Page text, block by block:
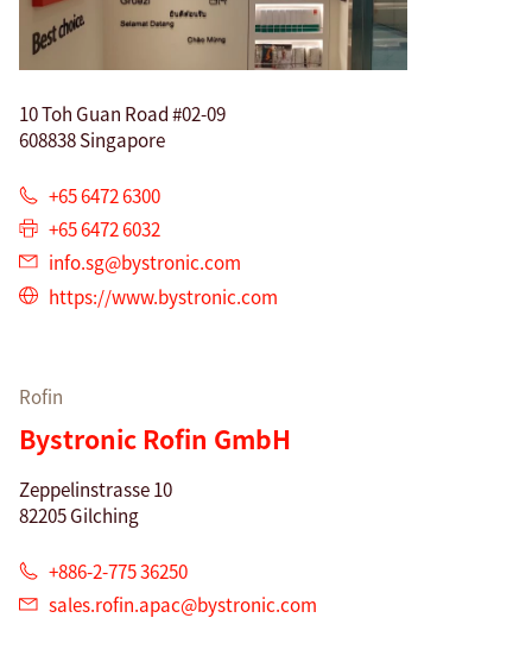
10 Toh Guan Road #02-09
608838 Singapore
+65 6472 6300
+65 6472 6032
info.sg@bystronic.com
https://www.bystronic.com
Rofin
Bystronic Rofin GmbH
Zeppelinstrasse 10
82205 Gilching
+886-2-775 36250
sales.rofin.apac@bystronic.com